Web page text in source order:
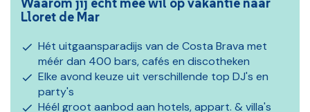
Lloret de Mar
Hét uitgaansparadijs van de Costa Brava met
méér dan 400 bars, cafés en discotheken
Elke avond keuze uit verschillende top DJ's en
party's
Héél groot aanbod aan hotels, appart. & villa's